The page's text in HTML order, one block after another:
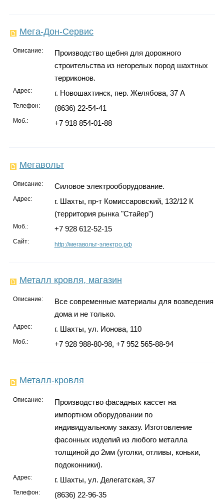
Мега-Дон-Сервис
Описание:
Производство щебня для дорожного
строительства из негорелых пород шахтных
терриконов.
Адрес: г. Новошахтинск, пер. Желябова, 37 А
Телефон: (8636) 22-54-41
Моб.: +7 918 854-01-88
Мегавольт
Описание: Силовое электрооборудование.
Адрес:
г. Шахты, пр-т Комиссаровский, 132/12 К
(территория рынка "Стайер")
Моб.: +7 928 612-52-15
Сайт: http://мегавольт-электро.рф
Металл кровля, магазин
Описание:
Все современные материалы для возведения
дома и не только.
Адрес: г. Шахты, ул. Ионова, 110
Моб.: +7 928 988-80-98, +7 952 565-88-94
Металл-кровля
Описание:
Производство фасадных кассет на
импортном оборудовании по
индивидуальному заказу. Изготовление
фасонных изделий из любого металла
толщиной до 2мм (уголки, отливы, коньки,
подоконники).
Адрес: г. Шахты, ул. Делегатская, 37
Телефон: (8636) 22-96-35